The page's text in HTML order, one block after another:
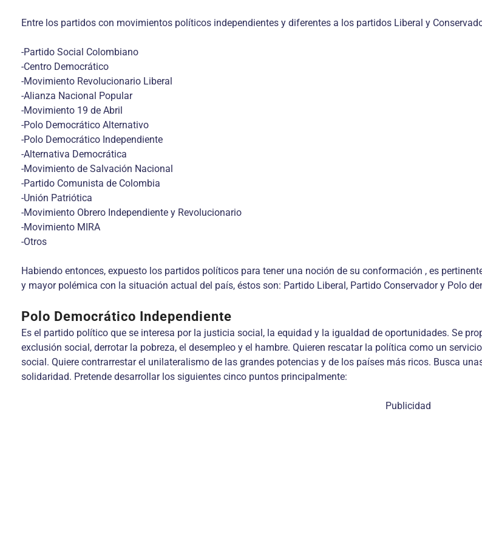
Entre los partidos con movimientos políticos independientes y diferentes a los partidos Liberal y
-Partido Social Colombiano
-Centro Democrático
-Movimiento Revolucionario Liberal
-Alianza Nacional Popular
-Movimiento 19 de Abril
-Polo Democrático Alternativo
-Polo Democrático Independiente
-Alternativa Democrática
-Movimiento de Salvación Nacional
-Partido Comunista de Colombia
-Unión Patriótica
-Movimiento Obrero Independiente y Revolucionario
-Movimiento MIRA
-Otros
Habiendo entonces, expuesto los partidos políticos para tener una noción de su conformación , es
y mayor polémica con la situación actual del país, éstos son: Partido Liberal, Partido Conservador y Polo
Polo Democrático Independiente
Es el partido político que se interesa por la justicia social, la equidad y la igualdad de oportunidades. Se
exclusión social, derrotar la pobreza, el desempleo y el hambre. Quieren rescatar la política como un
social. Quiere contrarrestar el unilateralismo de las grandes potencias y de los países más ricos. Busca
solidaridad. Pretende desarrollar los siguientes cinco puntos principalmente:
Publicidad